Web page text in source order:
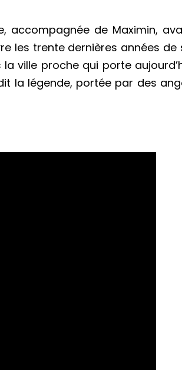
accompagnée de Maximin,
les trente dernières années de
ville proche qui porte
la légende, portée par des